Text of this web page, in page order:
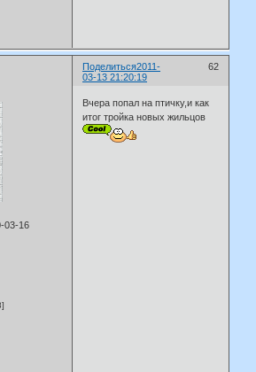
Поделиться 62
2011-
03-13 21:20:19
03-16
Вчера попал на птичку,и как
итог тройка новых жильцов